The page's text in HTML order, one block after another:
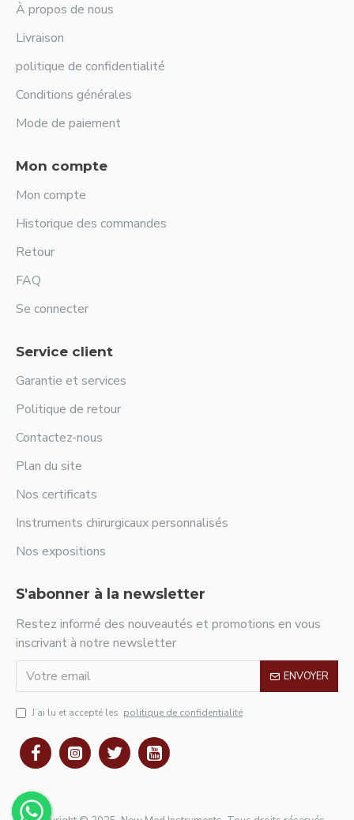
À propos de nous
Livraison
politique de confidentialité
Conditions générales
Mode de paiement
Mon compte
Mon compte
Historique des commandes
Retour
FAQ
Se connecter
Service client
Garantie et services
Politique de retour
Contactez-nous
Plan du site
Nos certificats
Instruments chirurgicaux personnalisés
Nos expositions
S'abonner à la newsletter
Restez informé des nouveautés et promotions en vous
inscrivant à notre newsletter
ENVOYER
J’ai lu et accepté les politique de confidentialité